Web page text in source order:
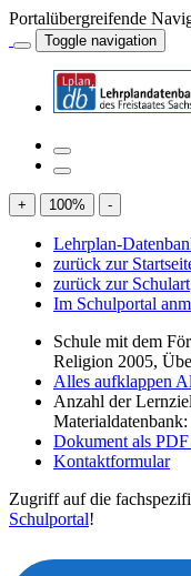
Portalübergreifende
Toggle navigation
+ 100% -
Lehrplan-
zurück zur
zurück zur Schulart
Im Schulportal
Schule mit dem
Religion 2005,
Alles aufklappen
Anzahl der
Materialdatenbank:
Dokument als
Kontaktformular
Zugriff auf die
Schulportal!